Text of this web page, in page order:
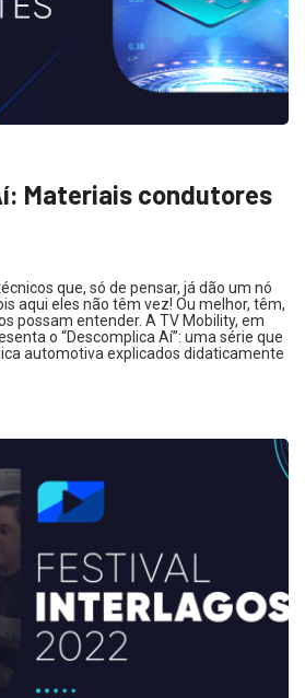
Materiais condutores
que, só de pensar, já dão um nó
aqui eles não têm vez! Ou melhor, têm,
possam entender. A TV Mobility, em
o “Descomplica Aí”: uma série que
automotiva explicados didaticamente